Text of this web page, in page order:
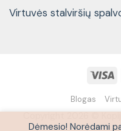
Virtuvės stalviršių
Blogas
Dėmesio! Norėdami